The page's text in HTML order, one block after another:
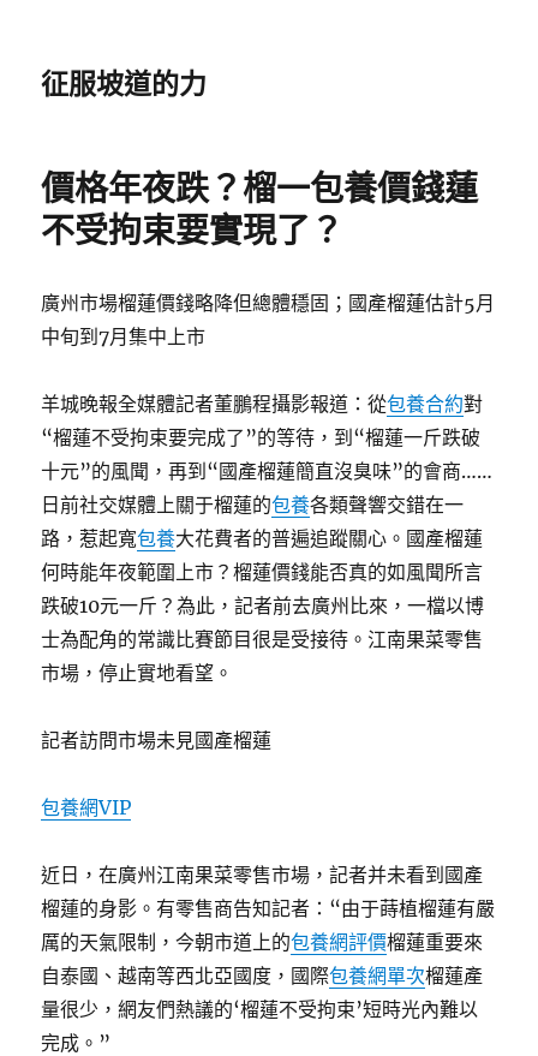
征服坡道的力
價格年夜跌？榴一包養價錢蓮
不受拘束要實現了？
廣州市場榴蓮價錢略降但總體穩固；國產榴蓮估計5月
中旬到7月集中上市
羊城晚報全媒體記者董鵬程攝影報道：從包養合約對
“榴蓮不受拘束要完成了”的等待，到“榴蓮一斤跌破
十元”的風聞，再到“國產榴蓮簡直沒臭味”的會商……
日前社交媒體上關于榴蓮的包養各類聲響交錯在一
路，惹起寬包養大花費者的普遍追蹤關心。國產榴蓮
何時能年夜範圍上市？榴蓮價錢能否真的如風聞所言
跌破10元一斤？為此，記者前去廣州比來，一檔以博
士為配角的常識比賽節目很是受接待。江南果菜零售
市場，停止實地看望。
記者訪問市場未見國產榴蓮
包養網VIP
近日，在廣州江南果菜零售市場，記者并未看到國產
榴蓮的身影。有零售商告知記者：“由于蒔植榴蓮有嚴
厲的天氣限制，今朝市道上的包養網評價榴蓮重要來
自泰國、越南等西北亞國度，國際包養網單次榴蓮產
量很少，網友們熱議的‘榴蓮不受拘束’短時光內難以
完成。”